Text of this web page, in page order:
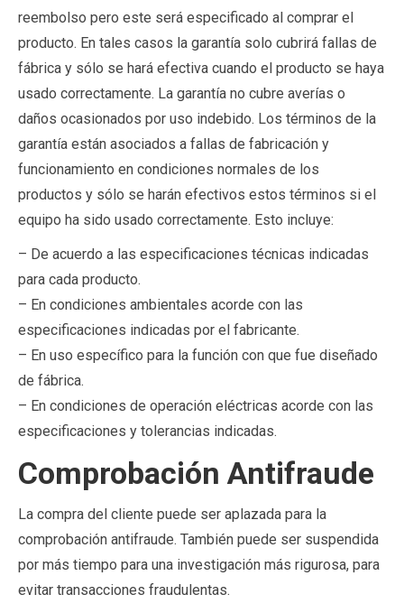
reembolso pero este será especificado al comprar el
producto. En tales casos la garantía solo cubrirá fallas de
fábrica y sólo se hará efectiva cuando el producto se haya
usado correctamente. La garantía no cubre averías o
daños ocasionados por uso indebido. Los términos de la
garantía están asociados a fallas de fabricación y
funcionamiento en condiciones normales de los
productos y sólo se harán efectivos estos términos si el
equipo ha sido usado correctamente. Esto incluye:
– De acuerdo a las especificaciones técnicas indicadas
para cada producto.
– En condiciones ambientales acorde con las
especificaciones indicadas por el fabricante.
– En uso específico para la función con que fue diseñado
de fábrica.
– En condiciones de operación eléctricas acorde con las
especificaciones y tolerancias indicadas.
Comprobación Antifraude
La compra del cliente puede ser aplazada para la
comprobación antifraude. También puede ser suspendida
por más tiempo para una investigación más rigurosa, para
evitar transacciones fraudulentas.